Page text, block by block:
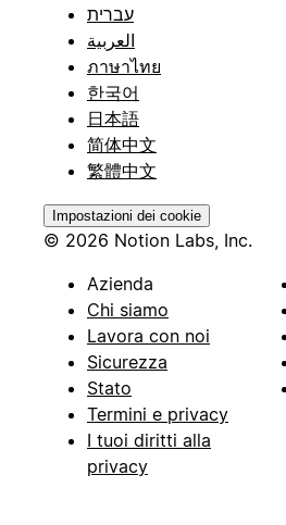
עברית
العربية
ภาษาไทย
한국어
日本語
简体中文
繁體中文
Impostazioni dei cookie
© 2026 Notion Labs, Inc.
Azienda
Chi siamo
Lavora con noi
Sicurezza
Stato
Termini e privacy
I tuoi diritti alla
privacy